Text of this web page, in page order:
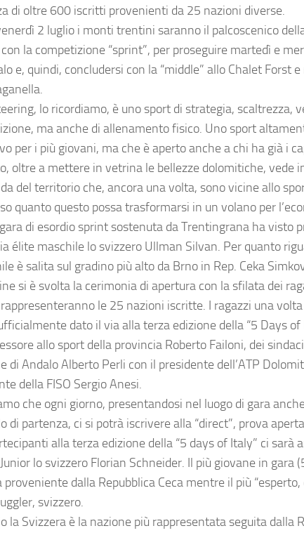
di oltre 600 iscritti provenienti da 25 nazioni diverse.
2 luglio i monti trentini saranno il palcoscenico
la competizione “sprint”, per proseguire martedì e
e, quindi, concludersi con la “middle” allo Chalet Forst
lo ricordiamo, è uno sport di strategia, scaltrezza,
ma anche di allenamento fisico. Uno sport
per i più giovani, ma che è aperto anche a chi ha già i
oltre a mettere in vetrina le bellezze dolomitiche, vede
del territorio che, ancora una volta, sono vicine allo
quanto questo possa trasformarsi in un volano per
di esordio sprint sostenuta da Trentingrana ha visto
élite maschile lo svizzero Ullman Silvan. Per quanto
è salita sul gradino più alto da Brno in Rep. Ceka
si è svolta la cerimonia di apertura con la sfilata dei
le 25 nazioni iscritte. I ragazzi una
dato il via alla terza edizione della “5 Days of
allo sport della provincia Roberto Failoni, dei
di Andalo Alberto Perli con il presidente dell’ATP
della FISO Sergio Anesi.
che ogni giorno, presentandosi nel luogo di gara
di partenza, ci si potrà iscrivere alla “direct”, prova
alla terza edizione della “5 days of Italy” ci sarà
lo svizzero Florian Schneider. Il più giovane in gara
proveniente dalla Repubblica Ceca mentre il più
svizzero.
la Svizzera è la nazione più rappresentata seguita dalla